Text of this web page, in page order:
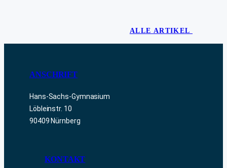
ALLE ARTIKEL
ANSCHRIFT
Hans-Sachs-Gymnasium
Löbleinstr. 10
90409 Nürnberg
KONTAKT